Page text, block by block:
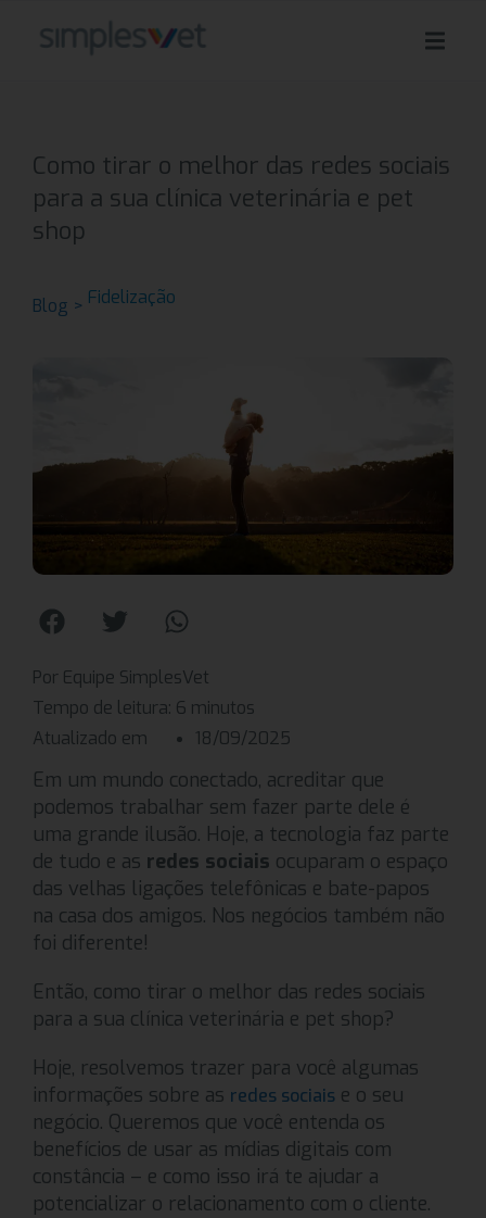
Como tirar o melhor das redes sociais
para a sua clínica veterinária e pet
shop
Blog > Fidelização
Por Equipe SimplesVet
Tempo de leitura: 6 minutos
Atualizado em
18/09/2025
Em um mundo conectado, acreditar que
podemos trabalhar sem fazer parte dele é
uma grande ilusão. Hoje, a tecnologia faz parte
de tudo e as redes sociais ocuparam o espaço
das velhas ligações telefônicas e bate-papos
na casa dos amigos. Nos negócios também não
foi diferente!
Então, como tirar o melhor das redes sociais
para a sua clínica veterinária e pet shop?
Hoje, resolvemos trazer para você algumas
informações sobre as redes sociais e o seu
negócio. Queremos que você entenda os
benefícios de usar as mídias digitais com
constância – e como isso irá te ajudar a
potencializar o relacionamento com o cliente.